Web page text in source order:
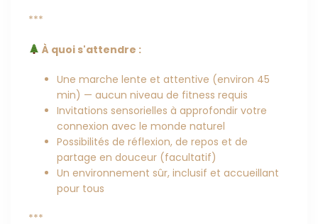
***
À quoi s'attendre :
Une marche lente et attentive (environ 45
min) — aucun niveau de fitness requis
Invitations sensorielles à approfondir votre
connexion avec le monde naturel
Possibilités de réflexion, de repos et de
partage en douceur (facultatif)
Un environnement sûr, inclusif et accueillant
pour tous
***